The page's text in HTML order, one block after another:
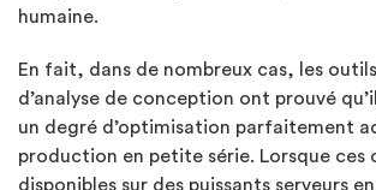
humaine.
En fait, dans de nombreux cas, les
d’analyse de conception ont prouvé
un degré d’optimisation parfaitement
production en petite série. Lorsque ces
disponibles sur des puissants serveurs